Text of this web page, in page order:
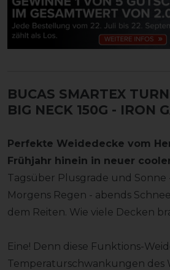
BUCAS SMARTEX
BIG NECK 150G - IRON
Perfekte Weidedecke vom
Frühjahr hinein in neuer
Tagsüber Plusgrade und Sonne
Morgens Regen - abends
dem Reiten. Wie viele Decken
Eine! Denn diese Funktions-
Temperaturschwankungen des